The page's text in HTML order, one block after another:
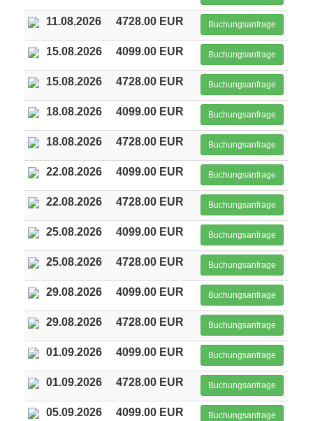
11.08.2026 4728.00 EUR Buchungsanfrage
15.08.2026 4099.00 EUR Buchungsanfrage
15.08.2026 4728.00 EUR Buchungsanfrage
18.08.2026 4099.00 EUR Buchungsanfrage
18.08.2026 4728.00 EUR Buchungsanfrage
22.08.2026 4099.00 EUR Buchungsanfrage
22.08.2026 4728.00 EUR Buchungsanfrage
25.08.2026 4099.00 EUR Buchungsanfrage
25.08.2026 4728.00 EUR Buchungsanfrage
29.08.2026 4099.00 EUR Buchungsanfrage
29.08.2026 4728.00 EUR Buchungsanfrage
01.09.2026 4099.00 EUR Buchungsanfrage
01.09.2026 4728.00 EUR Buchungsanfrage
05.09.2026 4099.00 EUR Buchungsanfrage